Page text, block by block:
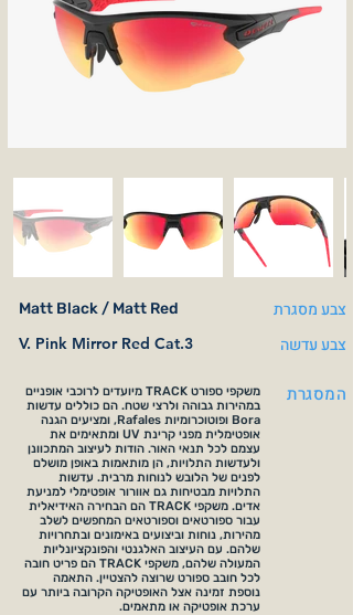
Matt Black / Matt Red צבע מסגרת
V. Pink Mirror Red Cat.3 צבע עדשה
משקפי ספורט TRACK מיועדים לרוכבי אופניים
במהירות גבוהה ולרצי שטח. הם כוללים עדשות
Bora ופוטוכרומיות Rafales, ומציעים הגנה
אופטימלית מפני קרינת UV ומתאימים את
עצמם לכל תנאי האור. הודות לעיצוב המתכוונן
ולעדשות התלויות, הן מותאמות באופן מושלם
לפנים של הלובש לנוחות מרבית. עדשות
התלויות מבטיחות גם אוורור אופטימלי למניעת
אדים. משקפי TRACK הם הבחירה האידיאלית
עבור ספורטאים וספורטאים המחפשים לשלב
מהירות, נוחות וביצועים באימונים ובתחרויות
שלהם. עם העיצוב האלגנטי והפונקציונליות
המעולה שלהם, משקפי TRACK הם פריט חובה
לכל חובב ספורט שרוצה להצטיין. התאמה
נוספת זמינה אצל האופטיקה הקרובה ביותר עם
ערכת אופטיקה או מתאמים.
המסגרת